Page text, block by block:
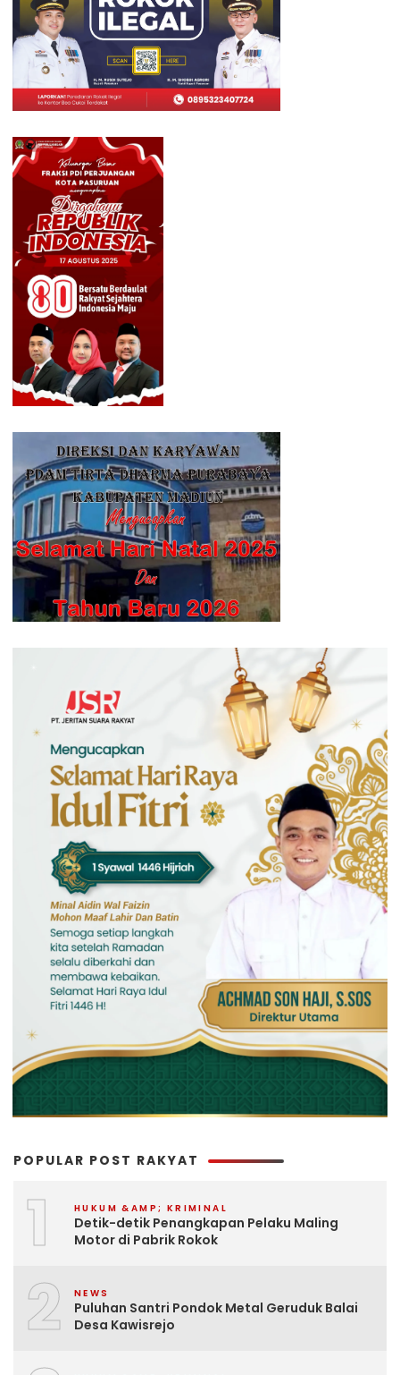
POPULAR POST RAKYAT
1 HUKUM &AMP; KRIMINAL
Detik-detik Penangkapan Pelaku Maling
Motor di Pabrik Rokok
2 NEWS
Puluhan Santri Pondok Metal Geruduk Balai
Desa Kawisrejo